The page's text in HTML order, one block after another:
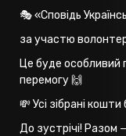
🎭 «Сповідь
за участю
Це буде особливий
перемогу 🙌
💸 Усі зібрані
До зустрічі!